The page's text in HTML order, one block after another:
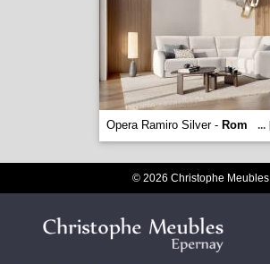
Opera Ramiro Silver - Rom ...
© 2026 Christophe Meubles